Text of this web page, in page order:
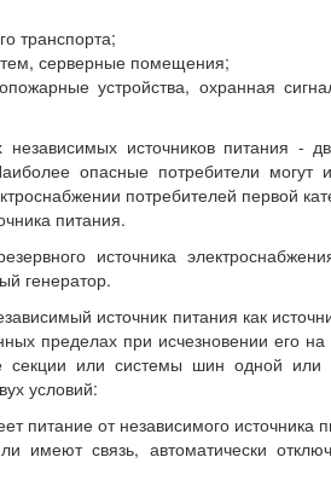
транспорта;
серверные помещения;
устройства, охранная
источников питания -
опасные потребители могут
потребителей первой
питания.
источника
генератор.
источник питания как
пределах при исчезновении его на
секции или системы шин одной или
условий:
питание от независимого источника
имеют связь, автоматически